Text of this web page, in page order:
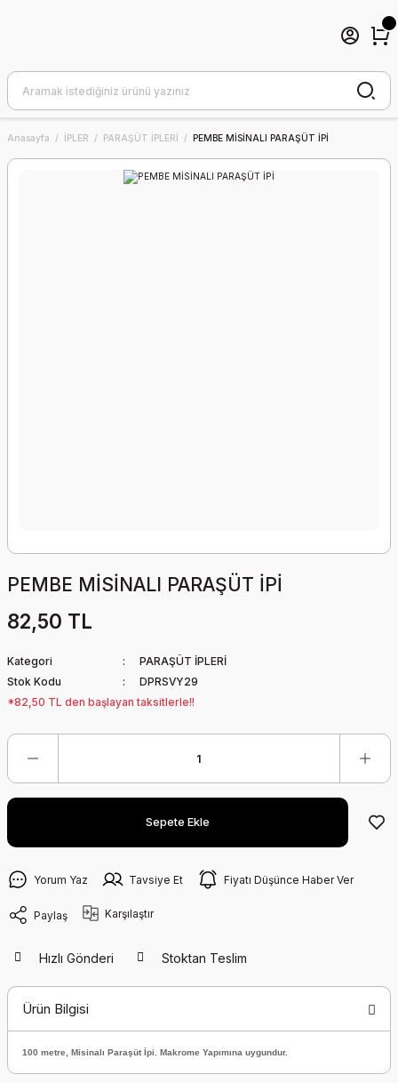
Anasayfa İPLER PARAŞÜT İPLERİ PEMBE MİSİNALI PARAŞÜT İPİ
PEMBE MİSİNALI PARAŞÜT İPİ
82,50 TL
Kategori
PARAŞÜT İPLERİ
Stok Kodu
DPRSVY29
*82,50 TL den başlayan taksitlerle!!
Sepete Ekle
Yorum Yaz Tavsiye Et Fiyatı Düşünce Haber Ver
Paylaş Karşılaştır
Hızlı Gönderi Stoktan Teslim
Ürün Bilgisi
100 metre, Misinalı Paraşüt İpi. Makrome Yapımına uygundur.